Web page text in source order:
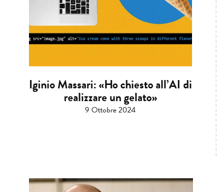
Iginio Massari: «Ho chiesto all’AI di
realizzare un gelato»
9 Ottobre 2024